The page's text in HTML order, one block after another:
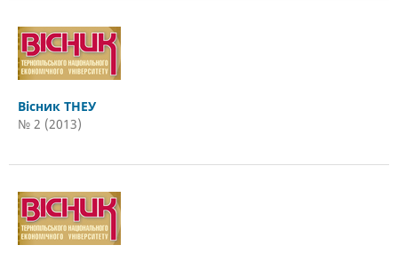
Вісник ТНЕУ
№ 2 (2013)